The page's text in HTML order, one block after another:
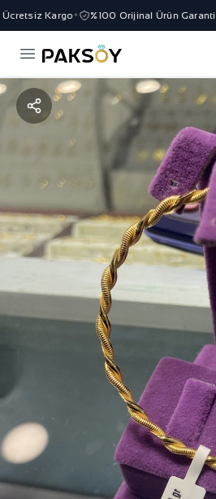
Kargo✦ %100 Orijinal Ürün Garantisi✦